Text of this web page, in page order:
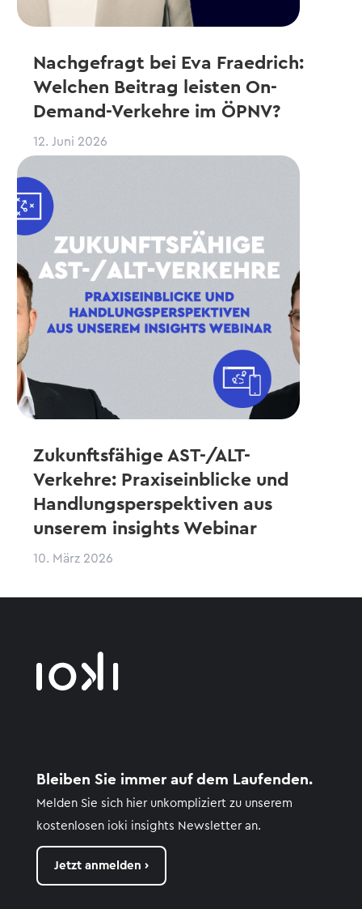
Nachgefragt bei Eva Fraedrich:
Welchen Beitrag leisten On-
Demand-Verkehre im ÖPNV?
12. Juni 2026
Zukunftsfähige AST-/ALT-
Verkehre: Praxiseinblicke und
Handlungsperspektiven aus
unserem insights Webinar
10. März 2026
Bleiben Sie immer auf dem Laufenden.
Melden Sie sich hier unkompliziert zu unserem
kostenlosen ioki insights Newsletter an.
Jetzt anmelden ›